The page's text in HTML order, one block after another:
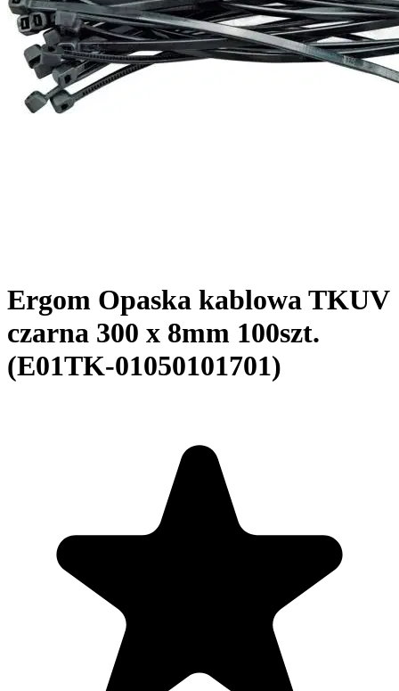
Ergom Opaska kablowa TKUV
czarna 300 x 8mm 100szt.
(E01TK-01050101701)